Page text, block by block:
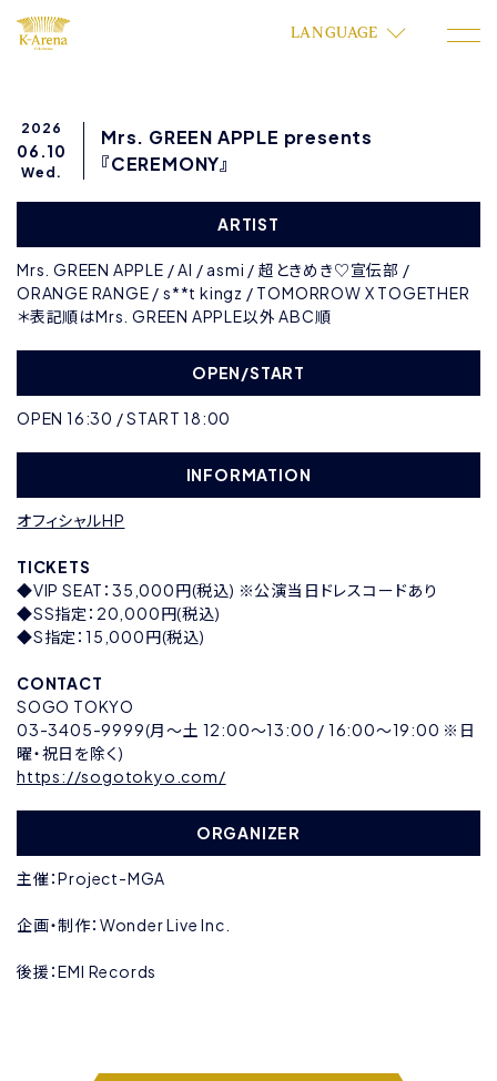
LANGUAGE
2026
06.10
Wed.
Mrs. GREEN APPLE presents
『CEREMONY』
ARTIST
Mrs. GREEN APPLE / AI / asmi / 超ときめき♡宣伝部 /
ORANGE RANGE / s**t kingz / TOMORROW X TOGETHER
＊表記順はMrs. GREEN APPLE以外 ABC順
OPEN/START
OPEN 16:30 / START 18:00
INFORMATION
オフィシャルHP
TICKETS
◆VIP SEAT：35,000円(税込) ※公演当日ドレスコードあり
◆SS指定：20,000円(税込)
◆S指定：15,000円(税込)
CONTACT
SOGO TOKYO
03-3405-9999(月〜土 12:00〜13:00 / 16:00〜19:00 ※日
曜・祝日を除く)
https://sogotokyo.com/
ORGANIZER
主催：Project-MGA
企画・制作：Wonder Live Inc.
後援：EMI Records